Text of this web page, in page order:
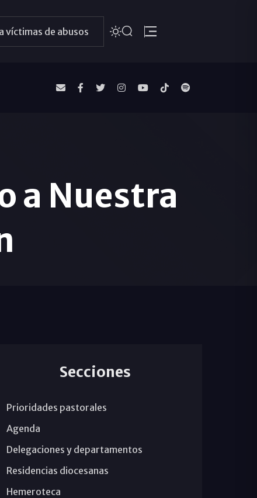
víctimas de abusos
a Nuestra
Secciones
Prioridades pastorales
Agenda
Delegaciones y departamentos
Residencias diocesanas
Hemeroteca